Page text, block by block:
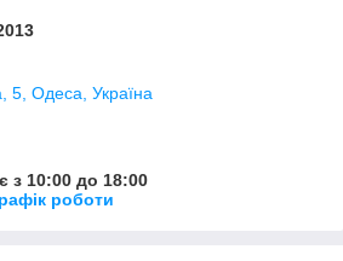
5, Одеса, Україна
з 10:00 до 18:00
роботи